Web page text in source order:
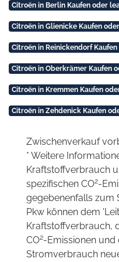
Citroën in Berlin Kaufen oder
Citroën in Glienicke Kaufen
Citroën in Reinickendorf
Citroën in Oberkrämer Kaufen
Citroën in Kremmen Kaufen
Citroën in Zehdenick Kaufen
Zwischenverkauf
* Weitere
Kraftstoffverbrauch
spezifischen CO2-
gegebenenfalls zum
Pkw können dem
Kraftstoffverbrauch,
CO2-Emissionen und
Stromverbrauch